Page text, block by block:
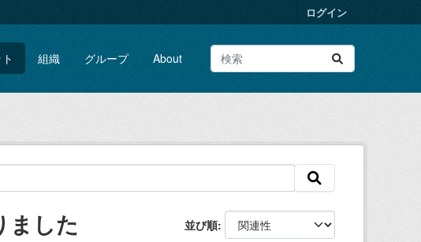
ログイン
組織 グループ About
並び順
ました